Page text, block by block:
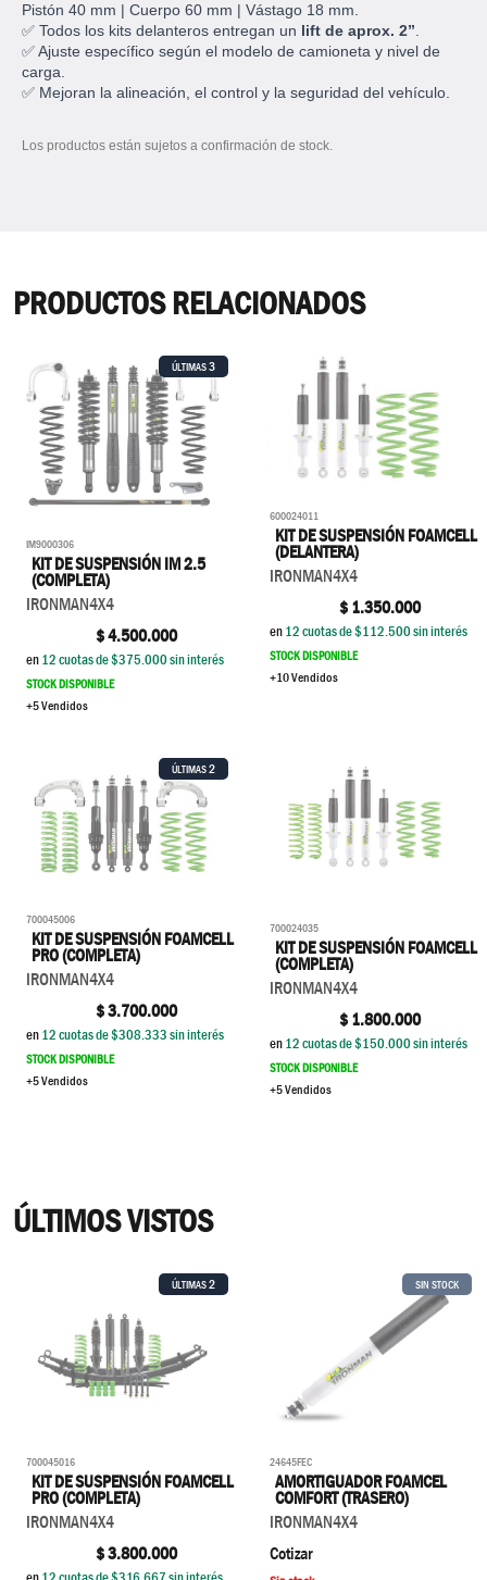
Pistón 40 mm | Cuerpo 60 mm | Vástago 18 mm.
✅ Todos los kits delanteros entregan un lift de aprox. 2”
✅ Ajuste específico según el modelo de camioneta y nivel de
carga.
✅ Mejoran la alineación, el control y la seguridad del vehículo.
Los productos están sujetos a confirmación de stock.
PRODUCTOS RELACIONADOS
ÚLTIMAS3
IM9000306
KIT DE SUSPENSIÓN IM 2.5
(COMPLETA)
IRONMAN4X4
$4.500.000
en12cuotas de $375.000sin interés
STOCK DISPONIBLE
+5 Vendidos
600024011
KIT DE SUSPENSIÓN FOAMCELL
(DELANTERA)
IRONMAN4X4
$1.350.000
en12cuotas de $112.500sin interés
STOCK DISPONIBLE
+10 Vendidos
ÚLTIMAS2
700045006
KIT DE SUSPENSIÓN FOAMCELL
PRO (COMPLETA)
IRONMAN4X4
$3.700.000
en12cuotas de $308.333sin interés
STOCK DISPONIBLE
+5 Vendidos
700024035
KIT DE SUSPENSIÓN FOAMCELL
(COMPLETA)
IRONMAN4X4
$1.800.000
en12cuotas de $150.000sin interés
STOCK DISPONIBLE
+5 Vendidos
ÚLTIMOS VISTOS
ÚLTIMAS2
700045016
KIT DE SUSPENSIÓN FOAMCELL
PRO (COMPLETA)
IRONMAN4X4
$3.800.000
SIN STOCK
24645FEC
AMORTIGUADOR FOAMCEL
COMFORT (TRASERO)
IRONMAN4X4
Cotizar